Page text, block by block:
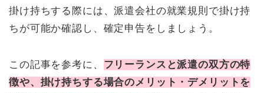
掛け持ちする際には、派遣会社の就業規則で掛け持
ちが可能か確認し、確定申告をしましょう。
この記事を参考に、 フリーランスと派遣の双方の特
徴や、掛け持ちする場合のメリット・デメリットを